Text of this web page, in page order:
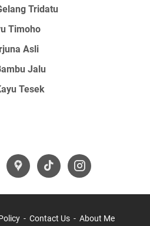
Tridatu
Timoho
Asli
Jalu
Tesek
Contact Us About Me